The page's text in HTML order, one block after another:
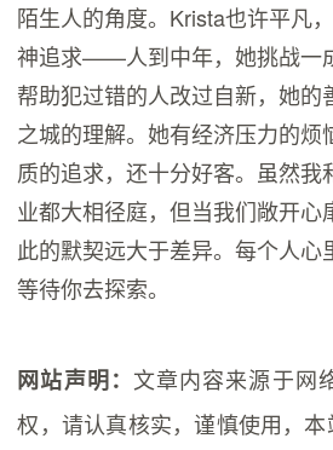
陌生人的角度。Krista也许平凡
神追求——人到中年，她挑战一
帮助犯过错的人改过自新，她的
之城的理解。她有经济压力的烦
质的追求，还十分好客。虽然我
业都大相径庭，但当我们敞开心
此的默契远大于差异。每个人心
等待你去探索。
网站声明： 文章内容来源于网
权，请认真核实，谨慎使用，